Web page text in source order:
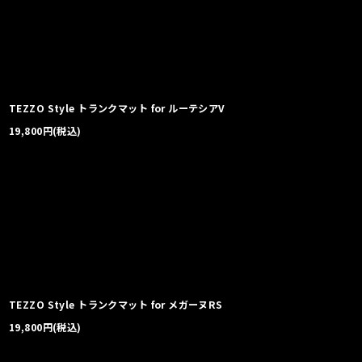
TEZZO Style トランクマット for ルーテシアV
19,800円(税込)
TEZZO Style トランクマット for メガーヌRS
19,800円(税込)